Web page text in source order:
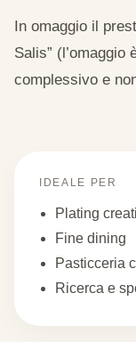
In omaggio il
Salis” (l’omaggio
complessivo e
IDEALE PER
Plating
Fine dining
Pasticceria
Ricerca e